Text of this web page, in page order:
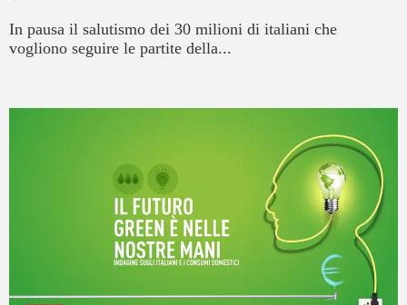
In pausa il salutismo dei 30 milioni di italiani che
vogliono seguire le partite della...